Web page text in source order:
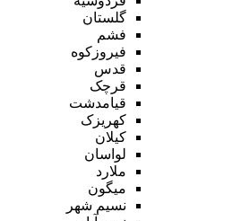
گلستان
فشم
فیروزکوه
قدس
قرچک
قیامدشت
کهریزک
کیلان
لواسان
ملارد
میگون
نسیم شهر